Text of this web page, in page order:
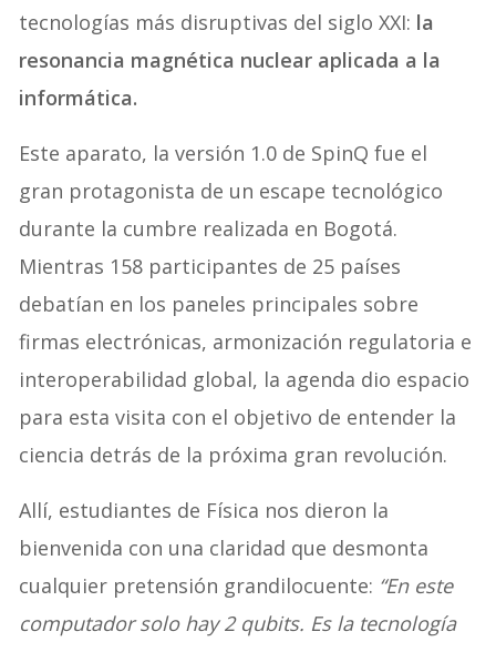
tecnologías más disruptivas del siglo XXI: la
resonancia magnética nuclear aplicada a la
informática.
Este aparato, la versión 1.0 de SpinQ fue el
gran protagonista de un escape tecnológico
durante la cumbre realizada en Bogotá.
Mientras 158 participantes de 25 países
debatían en los paneles principales sobre
firmas electrónicas, armonización regulatoria e
interoperabilidad global, la agenda dio espacio
para esta visita con el objetivo de entender la
ciencia detrás de la próxima gran revolución.
Allí, estudiantes de Física nos dieron la
bienvenida con una claridad que desmonta
cualquier pretensión grandilocuente: “En este
computador solo hay 2 qubits. Es la tecnología